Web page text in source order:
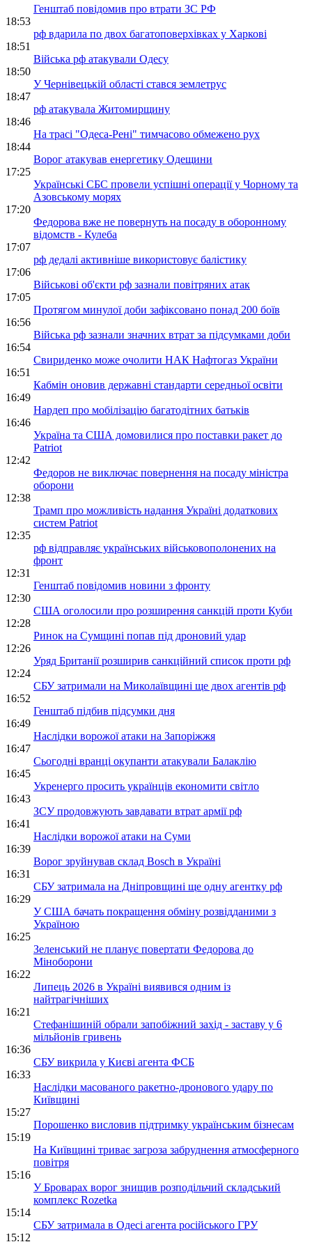
Генштаб повідомив про втрати ЗС РФ
18:53
рф вдарила по двох багатоповерхівках у Харкові
18:51
Війська рф атакували Одесу
18:50
У Чернівецькій області стався землетрус
18:47
рф атакувала Житомирщину
18:46
На трасі "Одеса-Рені" тимчасово обмежено рух
18:44
Ворог атакував енергетику Одещини
17:25
Українські СБС провели успішні операції у Чорному та
Азовському морях
17:20
Федорова вже не повернуть на посаду в оборонному
відомств - Кулеба
17:07
рф дедалі активніше використовує балістику
17:06
Військові об'єкти рф зазнали повітряних атак
17:05
Протягом минулої доби зафіксовано понад 200 боїв
16:56
Війська рф зазнали значних втрат за підсумками доби
16:54
Свириденко може очолити НАК Нафтогаз України
16:51
Кабмін оновив державні стандарти середньої освіти
16:49
Нардеп про мобілізацію багатодітних батьків
16:46
Україна та США домовилися про поставки ракет до
Patriot
12:42
Федоров не виключає повернення на посаду міністра
оборони
12:38
Трамп про можливість надання Україні додаткових
систем Patriot
12:35
рф відправляє українських військовополонених на
фронт
12:31
Генштаб повідомив новини з фронту
12:30
США оголосили про розширення санкцій проти Куби
12:28
Ринок на Сумщині попав під дроновий удар
12:26
Уряд Британії розширив санкційний список проти рф
12:24
СБУ затримали на Миколаївщині ще двох агентів рф
16:52
Генштаб підбив підсумки дня
16:49
Наслідки ворожої атаки на Запоріжжя
16:47
Сьогодні вранці окупанти атакували Балаклію
16:45
Укренерго просить українців економити світло
16:43
ЗСУ продовжують завдавати втрат армії рф
16:41
Наслідки ворожої атаки на Суми
16:39
Ворог зруйнував склад Bosch в Україні
16:31
СБУ затримала на Дніпровщині ще одну агентку рф
16:29
У США бачать покращення обміну розвідданими з
Україною
16:25
Зеленський не планує повертати Федорова до
Міноборони
16:22
Липець 2026 в Україні виявився одним із
найтрагічніших
16:21
Стефанішиній обрали запобіжний захід - заставу у 6
мільйонів гривень
16:36
СБУ викрила у Києві агента ФСБ
16:33
Наслідки масованого ракетно-дронового удару по
Київщині
15:27
Порошенко висловив підтримку українським бізнесам
15:19
На Київщині триває загроза забруднення атмосферного
повітря
15:16
У Броварах ворог знищив розподільчий складський
комплекс Rozetka
15:14
СБУ затримала в Одесі агента російського ГРУ
15:12